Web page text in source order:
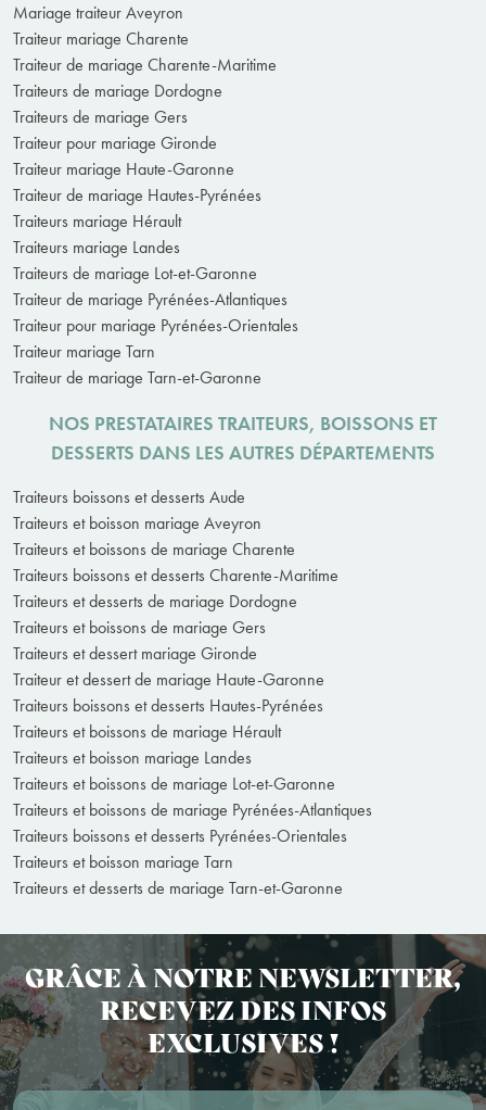
Mariage traiteur Aveyron
Traiteur mariage Charente
Traiteur de mariage Charente-Maritime
Traiteurs de mariage Dordogne
Traiteurs de mariage Gers
Traiteur pour mariage Gironde
Traiteur mariage Haute-Garonne
Traiteur de mariage Hautes-Pyrénées
Traiteurs mariage Hérault
Traiteurs mariage Landes
Traiteurs de mariage Lot-et-Garonne
Traiteur de mariage Pyrénées-Atlantiques
Traiteur pour mariage Pyrénées-Orientales
Traiteur mariage Tarn
Traiteur de mariage Tarn-et-Garonne
NOS PRESTATAIRES TRAITEURS, BOISSONS ET
DESSERTS DANS LES AUTRES DÉPARTEMENTS
Traiteurs boissons et desserts Aude
Traiteurs et boisson mariage Aveyron
Traiteurs et boissons de mariage Charente
Traiteurs boissons et desserts Charente-Maritime
Traiteurs et desserts de mariage Dordogne
Traiteurs et boissons de mariage Gers
Traiteurs et dessert mariage Gironde
Traiteur et dessert de mariage Haute-Garonne
Traiteurs boissons et desserts Hautes-Pyrénées
Traiteurs et boissons de mariage Hérault
Traiteurs et boisson mariage Landes
Traiteurs et boissons de mariage Lot-et-Garonne
Traiteurs et boissons de mariage Pyrénées-Atlantiques
Traiteurs boissons et desserts Pyrénées-Orientales
Traiteurs et boisson mariage Tarn
Traiteurs et desserts de mariage Tarn-et-Garonne
GRÂCE À NOTRE NEWSLETTER,
RECEVEZ DES INFOS
EXCLUSIVES !